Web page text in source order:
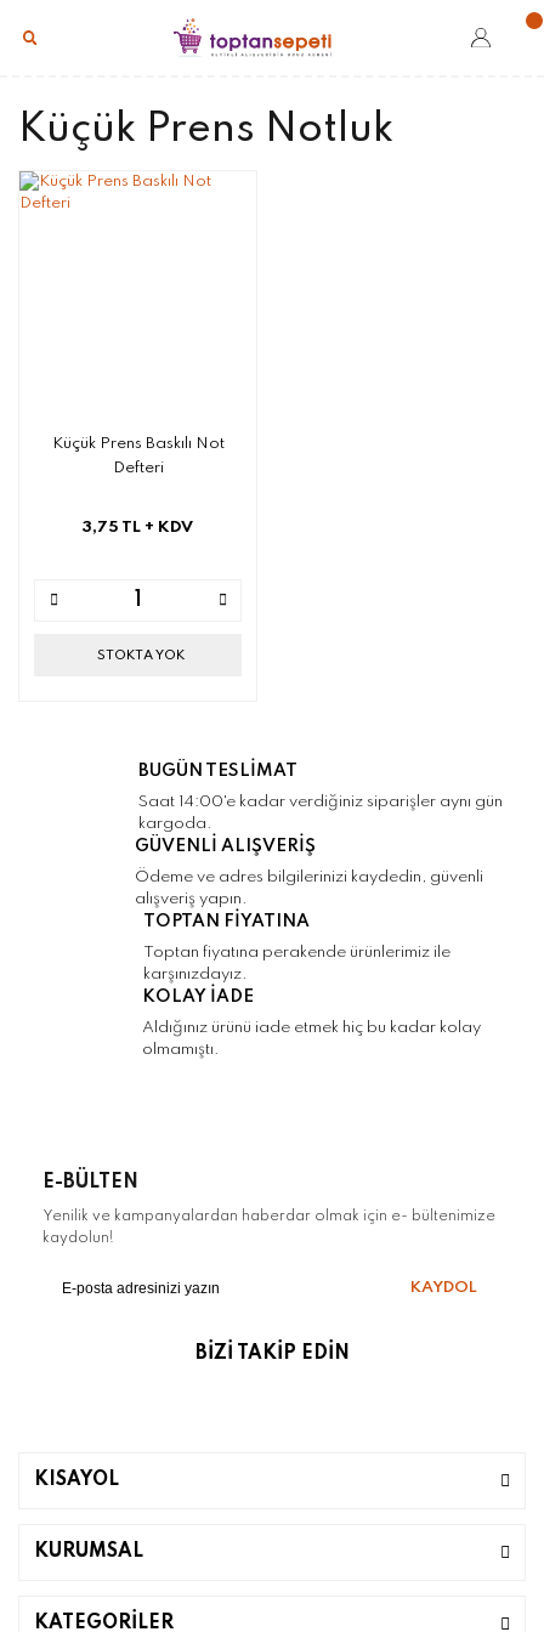
Küçük Prens Notluk
Küçük Prens Baskılı Not
Defteri
3,75 TL + KDV
STOKTA YOK
BUGÜN TESLİMAT
Saat 14:00'e kadar verdiğiniz siparişler aynı gün
kargoda.
GÜVENLİ ALIŞVERİŞ
Ödeme ve adres bilgilerinizi kaydedin, güvenli
alışveriş yapın.
TOPTAN FİYATINA
Toptan fiyatına perakende ürünlerimiz ile
karşınızdayız.
KOLAY İADE
Aldığınız ürünü iade etmek hiç bu kadar kolay
olmamıştı.
E-BÜLTEN
Yenilik ve kampanyalardan haberdar olmak için e- bültenimize
kaydolun!
KAYDOL
BİZİ TAKİP EDİN
KISAYOL
KURUMSAL
KATEGORİLER